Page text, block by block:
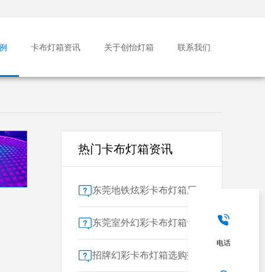
卡布灯箱资讯 关于创怡灯箱 联系我们
热门卡布灯箱资讯
电话